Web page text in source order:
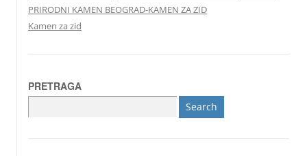
PRIRODNI KAMEN BEOGRAD-KAMEN ZA ZID
Kamen za zid
PRETRAGA
for: